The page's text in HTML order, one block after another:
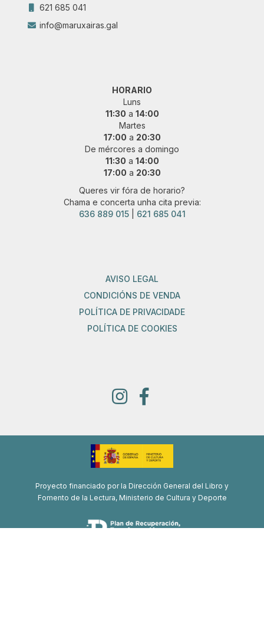
621 685 041
info@maruxairas.gal
HORARIO
Luns
11:30 a 14:00
Martes
17:00 a 20:30
De mércores a domingo
11:30 a 14:00
17:00 a 20:30
Queres vir fóra de horario?
Chama e concerta unha cita previa:
636 889 015| 621 685 041
AVISO LEGAL
CONDICIÓNS DE VENDA
POLÍTICA DE PRIVACIDADE
POLÍTICA DE COOKIES
Proyecto financiado por la Dirección General del Libro y
Fomento de la Lectura, Ministerio de Cultura y Deporte